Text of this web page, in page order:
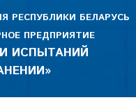
РЕСПУБЛИКИ БЕЛАРУСЬ
ПРЕДПРИЯТИЕ
ИСПЫТАНИЙ